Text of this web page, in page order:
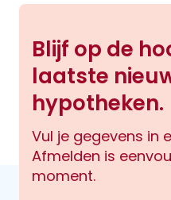
Blijf op de
laatste
hypotheken.
Vul je gegevens in
Afmelden is
moment.